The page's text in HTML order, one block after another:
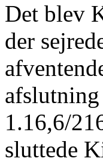
Det blev
der
afslutning
1.16,6/
sluttede